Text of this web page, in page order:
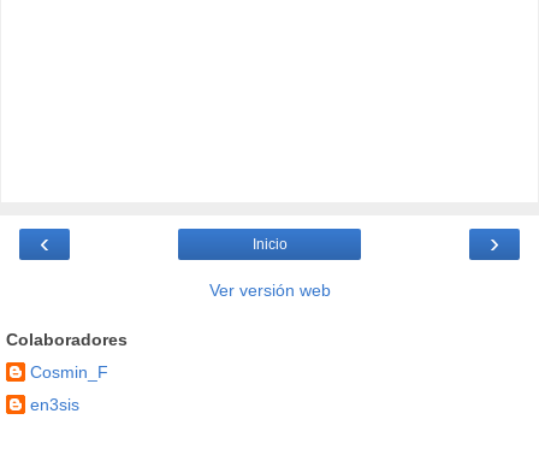
‹ ›
Inicio
Ver versión web
Colaboradores
Cosmin_F
en3sis